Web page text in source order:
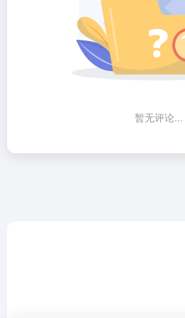
暂无评论...